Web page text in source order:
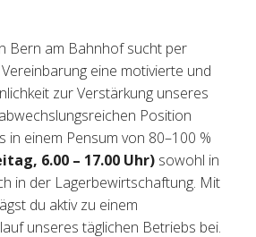
Bern am Bahnhof sucht per
eine motivierte und
zur Verstärkung unseres
Position
in einem Pensum von 80–100 %
6.00 – 17.00 Uhr) sowohl in
in der Lagerbewirtschaftung. Mit
du aktiv zu einem
unseres täglichen Betriebs bei.